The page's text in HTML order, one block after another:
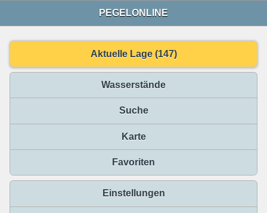
PEGELONLINE
Aktuelle Lage (147)
Wasserstände
Suche
Karte
Favoriten
Einstellungen